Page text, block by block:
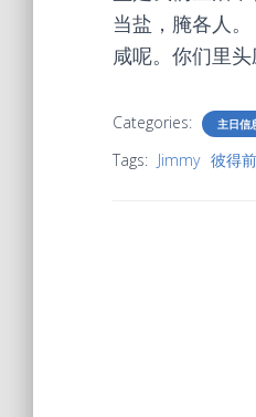
当盐，腌各人
咸呢。你们里
Categories: 主日信
Tags: Jimmy 彼得